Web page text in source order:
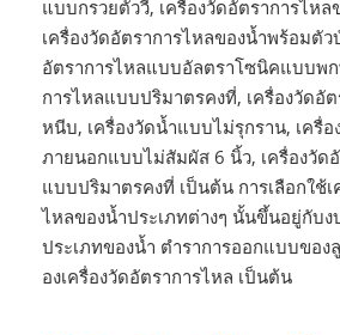
แบบกรวยตัววี, เครื่องวัดอัตราการไห
เครื่องวัดอัตราการไหลของน้ำพร้อมตัว
อัตราการไหลแบบอัลตราโซนิคแบบพก
การไหลแบบปริมาตรคงที่, เครื่องวัดอั
หนีบ, เครื่องวัดน้ำแบบไม่รุกราน, เครื่อ
ภายนอกแบบไม่สัมผัส 6 นิ้ว, เครื่องวัด
แบบปริมาตรคงที่ เป็นต้น การเลือกใช้เ
ไหลของน้ำประเภทต่างๆ นั้นขึ้นอยู่กับ
ประเภทของน้ำ ตำราการออกแบบขอ
องเครื่องวัดอัตราการไหล เป็นต้น